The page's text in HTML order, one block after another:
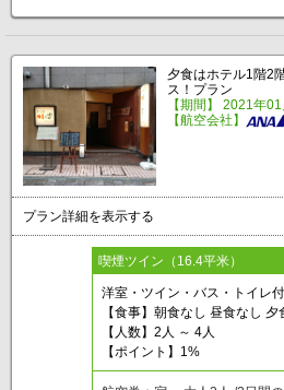
夕食はホテル1階2
ス！プラン
【期間】 2021年
【航空会社】
プラン詳細を表示する
喫煙ツイン（16.4平米）
洋室・ツイン・バス・トイレ付
【食事】朝食なし 昼食なし 夕
【人数】2人 ～ 4人
【ポイント】1%